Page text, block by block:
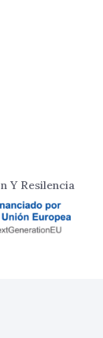
Y Resilencia